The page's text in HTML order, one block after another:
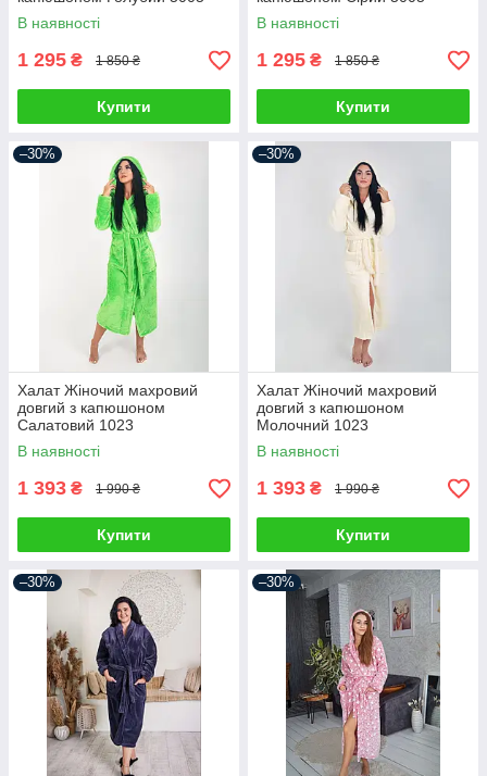
В наявності
1 295 ₴ 1 850 ₴
Купити
В наявності
1 295 ₴ 1 850 ₴
Купити
–30%
Халат Жіночий махровий
довгий з капюшоном
Салатовий 1023
В наявності
1 393 ₴ 1 990 ₴
Купити
–30%
Халат Жіночий махровий
довгий з капюшоном
Молочний 1023
В наявності
1 393 ₴ 1 990 ₴
Купити
–30% –30%